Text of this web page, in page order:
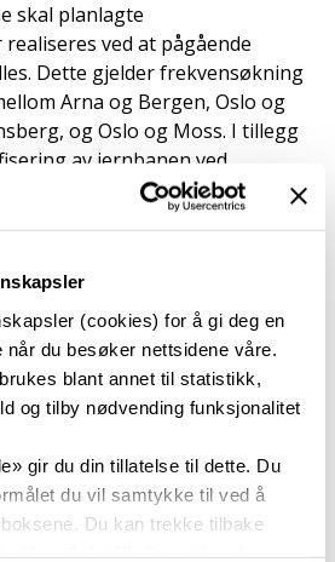
(cookies) for å gi deg en
du besøker nettsidene våre.
blant annet til statistikk,
og tilby nødvending funksjonalitet
gir du din tillatelse til dette. Du
du vil samtykke til ved å
Du kan trekke tilbake
skal planlagte
ved at pågående
Dette gjelder frekvensøkning
Arna og Bergen, Oslo og
og Oslo og Moss. I tillegg
av jernbanen ved
NTP 2022–2033, som vi nå legger
er trukket ut i tid. Det
som etter forrige
i første seks år, nå ligger an
år av ny planperiode.
togtilbudet skal ifølge planen
som utgjør første